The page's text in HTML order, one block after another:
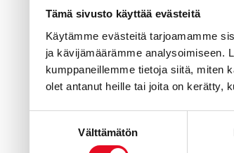
Tämä sivusto käyttää evästeitä
Käytämme evästeitä tarjoamamme
ja kävijämäärämme analysoimiseen.
kumppaneillemme tietoja siitä, miten
olet antanut heille tai joita on kerätty,
Välttämätön